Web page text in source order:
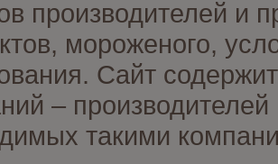
производителей и
мороженого,
Сайт
–
такими